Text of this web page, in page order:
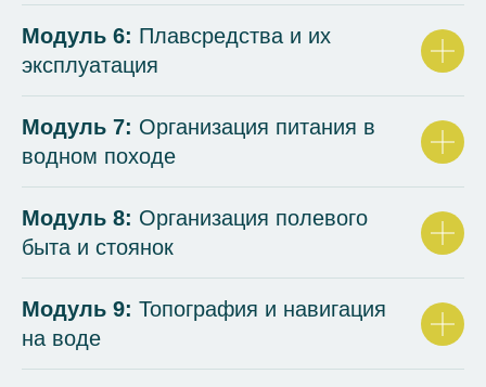
Модуль 6: Плавсредства и их
эксплуатация
Модуль 7: Организация питания в
водном походе
Модуль 8: Организация полевого
быта и стоянок
Модуль 9: Топография и навигация
на воде